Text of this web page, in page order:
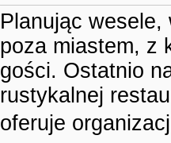
Planując
poza miastem, z
gości. Ostatnio
rustykalnej
oferuje